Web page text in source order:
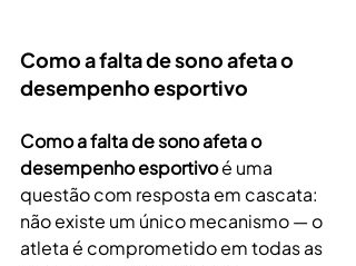
Como a falta de sono afeta o
desempenho esportivo
Como a falta de sono afeta o
desempenho esportivo é uma
questão com resposta em cascata:
não existe um único mecanismo — o
atleta é comprometido em todas as